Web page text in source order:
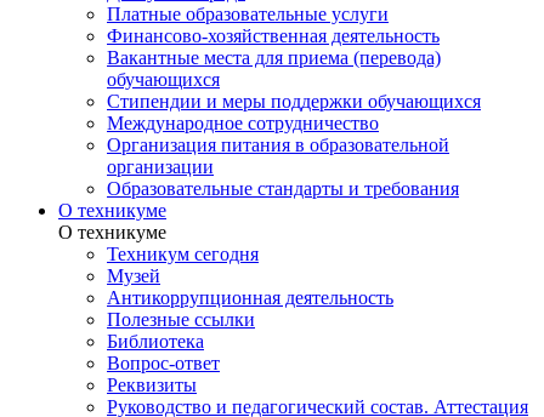
Платные образовательные услуги
Финансово-хозяйственная деятельность
Вакантные места для приема (перевода)
обучающихся
Стипендии и меры поддержки обучающихся
Международное сотрудничество
Организация питания в образовательной
организации
Образовательные стандарты и требования
О техникуме
О техникуме
Техникум сегодня
Музей
Антикоррупционная деятельность
Полезные ссылки
Библиотека
Вопрос-ответ
Реквизиты
Руководство и педагогический состав. Аттестация